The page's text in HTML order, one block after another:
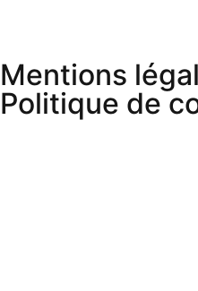
Mentions
Politique de